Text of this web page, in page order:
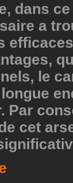
dans
a
le
Par
cet